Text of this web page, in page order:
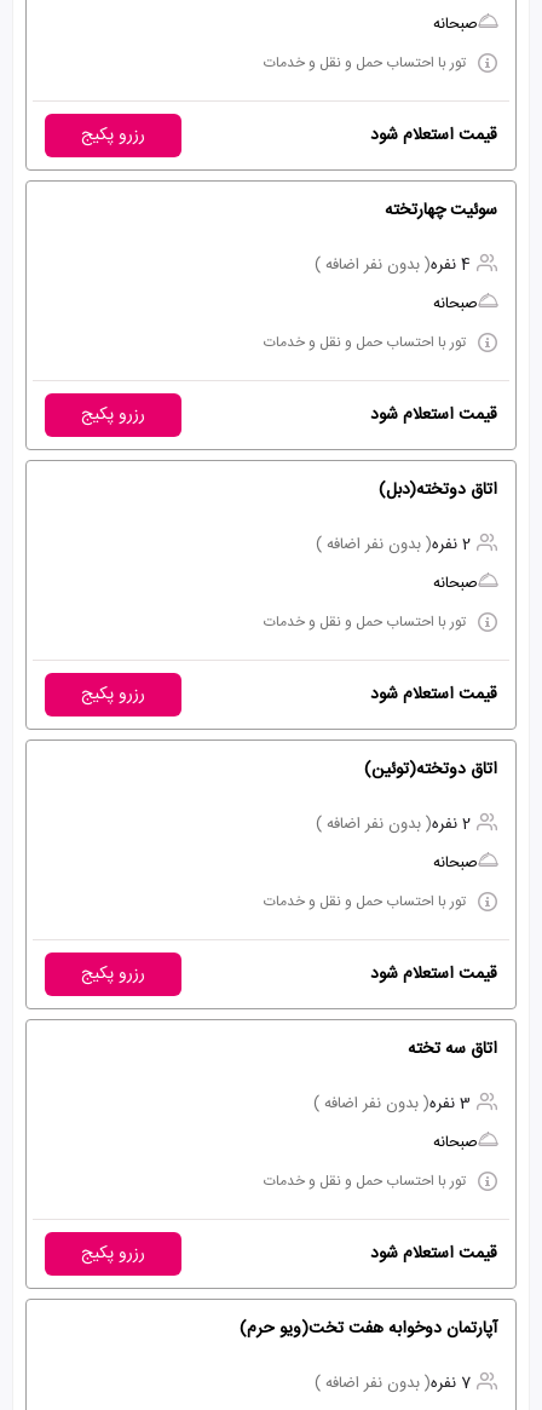
صبحانه
تور با احتساب حمل و نقل و خدمات
قیمت استعلام شود رزرو پکیج
سوئیت چهارتخته
4 نفره
( بدون نفر اضافه )
صبحانه
تور با احتساب حمل و نقل و خدمات
قیمت استعلام شود رزرو پکیج
اتاق دوتخته(دبل)
2 نفره
( بدون نفر اضافه )
صبحانه
تور با احتساب حمل و نقل و خدمات
قیمت استعلام شود رزرو پکیج
اتاق دوتخته(توئین)
2 نفره
( بدون نفر اضافه )
صبحانه
تور با احتساب حمل و نقل و خدمات
قیمت استعلام شود رزرو پکیج
اتاق سه تخته
3 نفره
( بدون نفر اضافه )
صبحانه
تور با احتساب حمل و نقل و خدمات
قیمت استعلام شود رزرو پکیج
آپارتمان دوخوابه هفت تخت(ویو حرم)
7 نفره
( بدون نفر اضافه )